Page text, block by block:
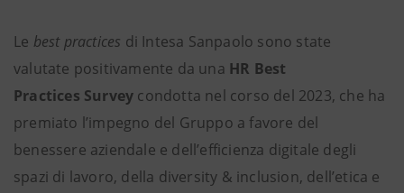
Le best practices di Intesa Sanpaolo sono state
valutate positivamente da una HR Best
Practices Survey condotta nel corso del 2023, che ha
premiato l’impegno del Gruppo a favore del
benessere aziendale e dell’efficienza digitale degli
spazi di lavoro, della diversity & inclusion, dell’etica e